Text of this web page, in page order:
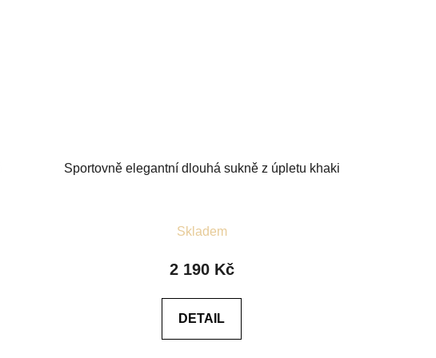
Sportovně elegantní dlouhá sukně z úpletu khaki
hodnocení
produktu
z
Skladem
2 190 Kč
DETAIL